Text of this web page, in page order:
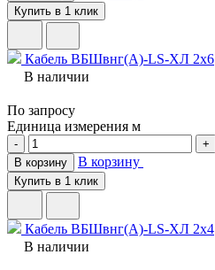
Купить в 1 клик
Кабель ВБШвнг(A)-LS-ХЛ 2х6
В наличии
По запросу
Единица измерения м
-
+
В корзину
В корзину
Купить в 1 клик
Кабель ВБШвнг(A)-LS-ХЛ 2х4
В наличии